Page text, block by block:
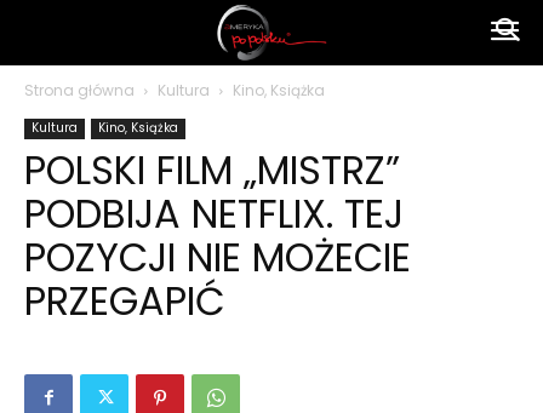
polsku
Strona główna Kultura Kino, Książka
Kultura Kino, Książka
POLSKI FILM „MISTRZ”
PODBIJA NETFLIX. TEJ
POZYCJI NIE MOŻECIE
PRZEGAPIĆ